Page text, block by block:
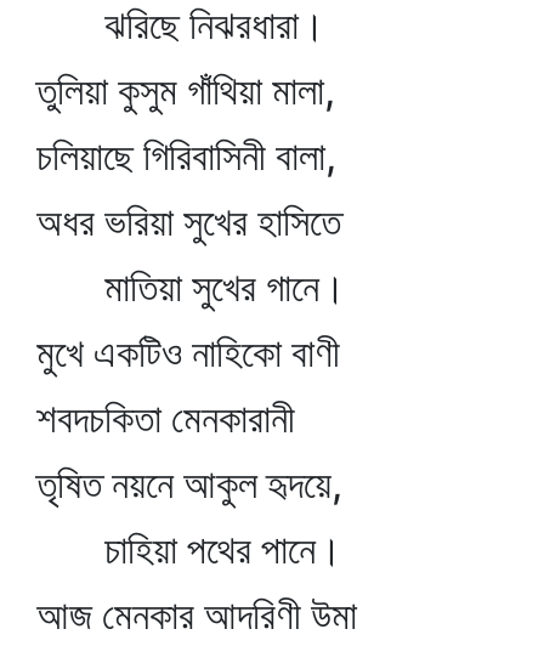
ঝরিছে নিঝরধারা।
তুলিয়া কুসুম গাঁথিয়া মালা,
চলিয়াছে গিরিবাসিনী বালা,
অধর ভরিয়া সুখের হাসিতে
মাতিয়া সুখের গানে।
মুখে একটিও নাহিকো বাণী
শবদচকিতা মেনকারানী
তৃষিত নয়নে আকুল হৃদয়ে,
চাহিয়া পথের পানে।
আজ মেনকার আদরিণী উমা